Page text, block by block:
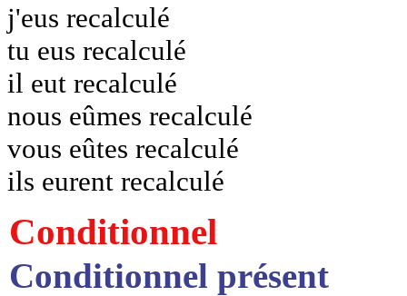
j'eus recalculé
tu eus recalculé
il eut recalculé
nous eûmes recalculé
vous eûtes recalculé
ils eurent recalculé
Conditionnel
Conditionnel présent